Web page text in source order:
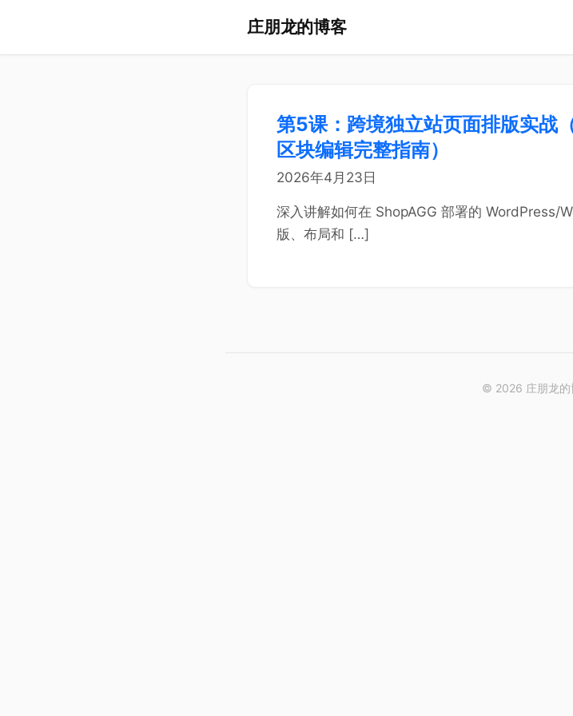
庄朋龙的博客
第5课：跨境独立站页面排版实
区块编辑完整指南）
2026年4月23日
深入讲解如何在 ShopAGG 部署的 WordPress/
版、布局和 […]
© 2026 庄朋龙的